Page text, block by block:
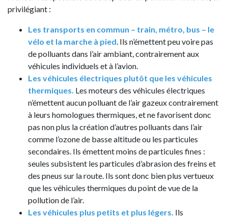
privilégiant :
Les transports en commun – train, métro, bus – le
vélo et la marche à pied. Ils n’émettent peu voire pas
de polluants dans l’air ambiant, contrairement aux
véhicules individuels et à l’avion.
Les véhicules électriques plutôt que les véhicules
thermiques. Les moteurs des véhicules électriques
n’émettent aucun polluant de l’air gazeux contrairement
à leurs homologues thermiques, et ne favorisent donc
pas non plus la création d’autres polluants dans l’air
comme l’ozone de basse altitude ou les particules
secondaires. Ils émettent moins de particules fines :
seules subsistent les particules d’abrasion des freins et
des pneus sur la route. Ils sont donc bien plus vertueux
que les véhicules thermiques du point de vue de la
pollution de l’air.
Les véhicules plus petits et plus légers. Ils